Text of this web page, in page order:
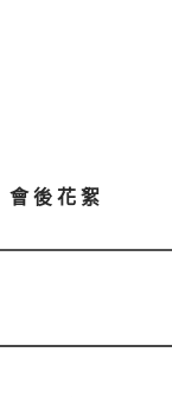
會後花絮